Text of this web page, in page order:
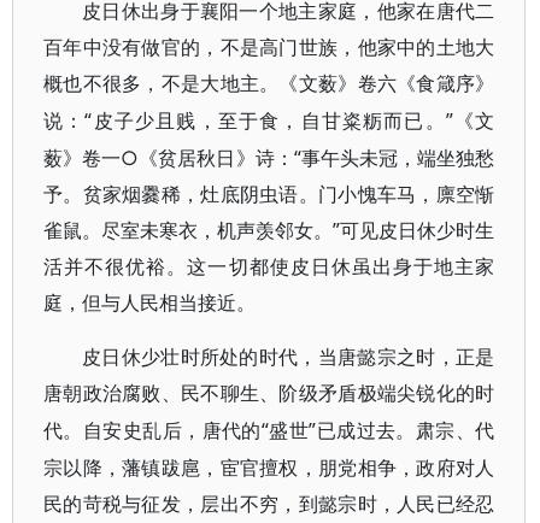
皮日休出身于襄阳一个地主家庭，他家在唐代二
百年中没有做官的，不是高门世族，他家中的土地大
概也不很多，不是大地主。《文薮》卷六《食箴序》
说：“皮子少且贱，至于食，自甘粢粝而已。”《文
薮》卷一○《贫居秋日》诗：“事午头未冠，端坐独愁
予。贫家烟爨稀，灶底阴虫语。门小愧车马，廪空惭
雀鼠。尽室未寒衣，机声羡邻女。”可见皮日休少时生
活并不很优裕。这一切都使皮日休虽出身于地主家
庭，但与人民相当接近。
皮日休少壮时所处的时代，当唐懿宗之时，正是
唐朝政治腐败、民不聊生、阶级矛盾极端尖锐化的时
代。自安史乱后，唐代的“盛世”已成过去。肃宗、代
宗以降，藩镇跋扈，宦官擅权，朋党相争，政府对人
民的苛税与征发，层出不穷，到懿宗时，人民已经忍